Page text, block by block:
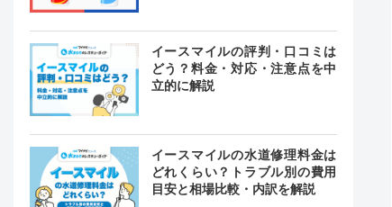
イースマイルの評判・口コミは
どう？料金・対応・注意点を中
立的に解説
イースマイルの水道修理料金は
どれくらい？トラブル別の費用
目安と相場比較・内訳を解説